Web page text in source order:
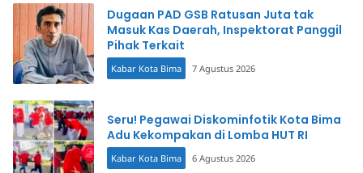
Dugaan PAD GSB Ratusan Juta tak
Masuk Kas Daerah, Inspektorat Panggil
Pihak Terkait
Kabar Kota Bima 7 Agustus 2026
Seru! Pegawai Diskominfotik Kota Bima
Adu Kekompakan di Lomba HUT RI
Kabar Kota Bima 6 Agustus 2026